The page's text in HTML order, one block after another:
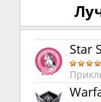
Star